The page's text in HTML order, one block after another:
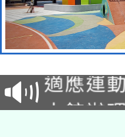
本校
招甄選
招)
適應運
本館辦